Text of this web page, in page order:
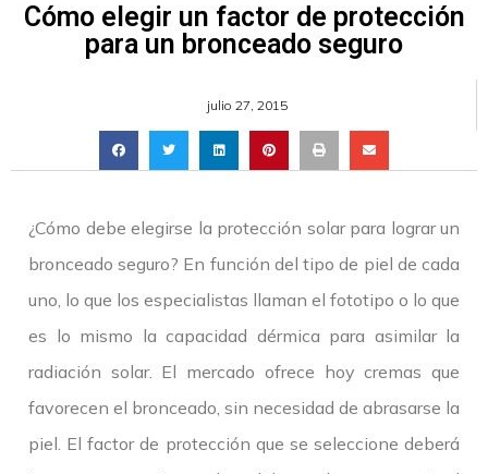
Cómo elegir un factor de protección
para un bronceado seguro
julio 27, 2015
¿Cómo debe elegirse la protección solar para lograr un
bronceado seguro? En función del tipo de piel de cada
uno, lo que los especialistas llaman el fototipo o lo que
es lo mismo la capacidad dérmica para asimilar la
radiación solar. El mercado ofrece hoy cremas que
favorecen el bronceado, sin necesidad de abrasarse la
piel. El factor de protección que se seleccione deberá